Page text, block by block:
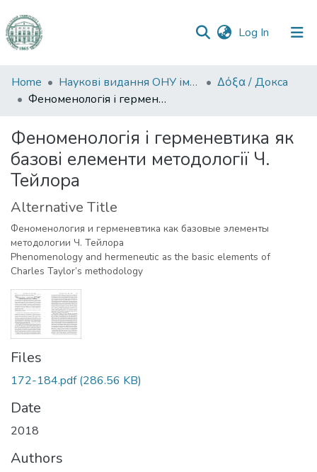
Log In (current)
Communities
&
All of DSpace
Statistics
Home Наукові видання ОНУ імені І. І. Мечникова
Δόξα / Докса
Феноменологія і герменевтика як базові елементи методології Ч. Тейлора
Феноменологія і герменевтика як
базові елементи методології Ч.
Тейлора
Alternative Title
Феноменология и герменевтика как базовые элементы
методологии Ч. Тейлора
Phenomenology and hermeneutic as the basic elements of
Charles Taylor’s methodology
Files
172-184.pdf(286.56 KB)
Date
2018
Authors